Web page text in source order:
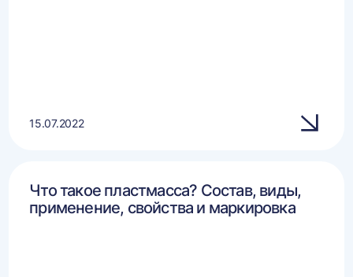
15.07.2022
Что такое пластмасса? Состав, виды,
применение, свойства и маркировка